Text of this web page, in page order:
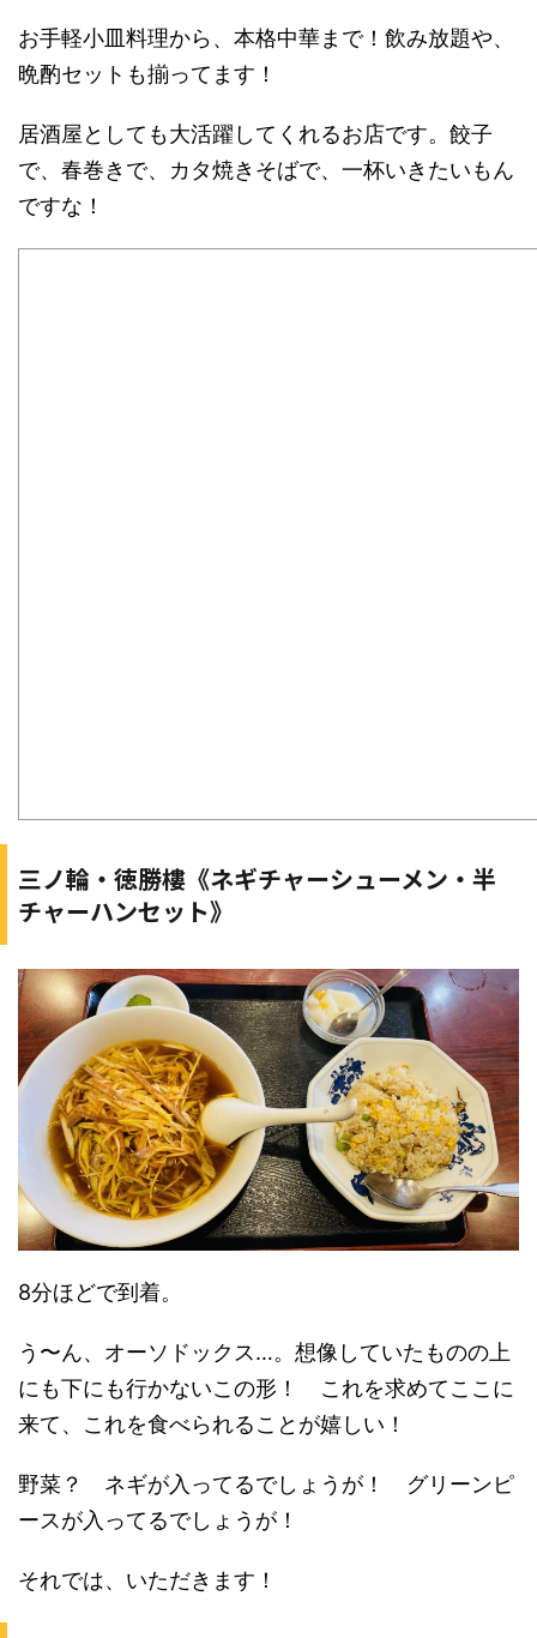
お手軽小皿料理から、本格中華まで！飲み放題や、
晩酌セットも揃ってます！
居酒屋としても大活躍してくれるお店です。餃子
で、春巻きで、カタ焼きそばで、一杯いきたいもん
ですな！
三ノ輪・徳勝樓《ネギチャーシューメン・半
チャーハンセット》
8分ほどで到着。
う〜ん、オーソドックス…。想像していたものの上
にも下にも行かないこの形！ これを求めてここに
来て、これを食べられることが嬉しい！
野菜？ ネギが入ってるでしょうが！ グリーンピ
ースが入ってるでしょうが！
それでは、いただきます！